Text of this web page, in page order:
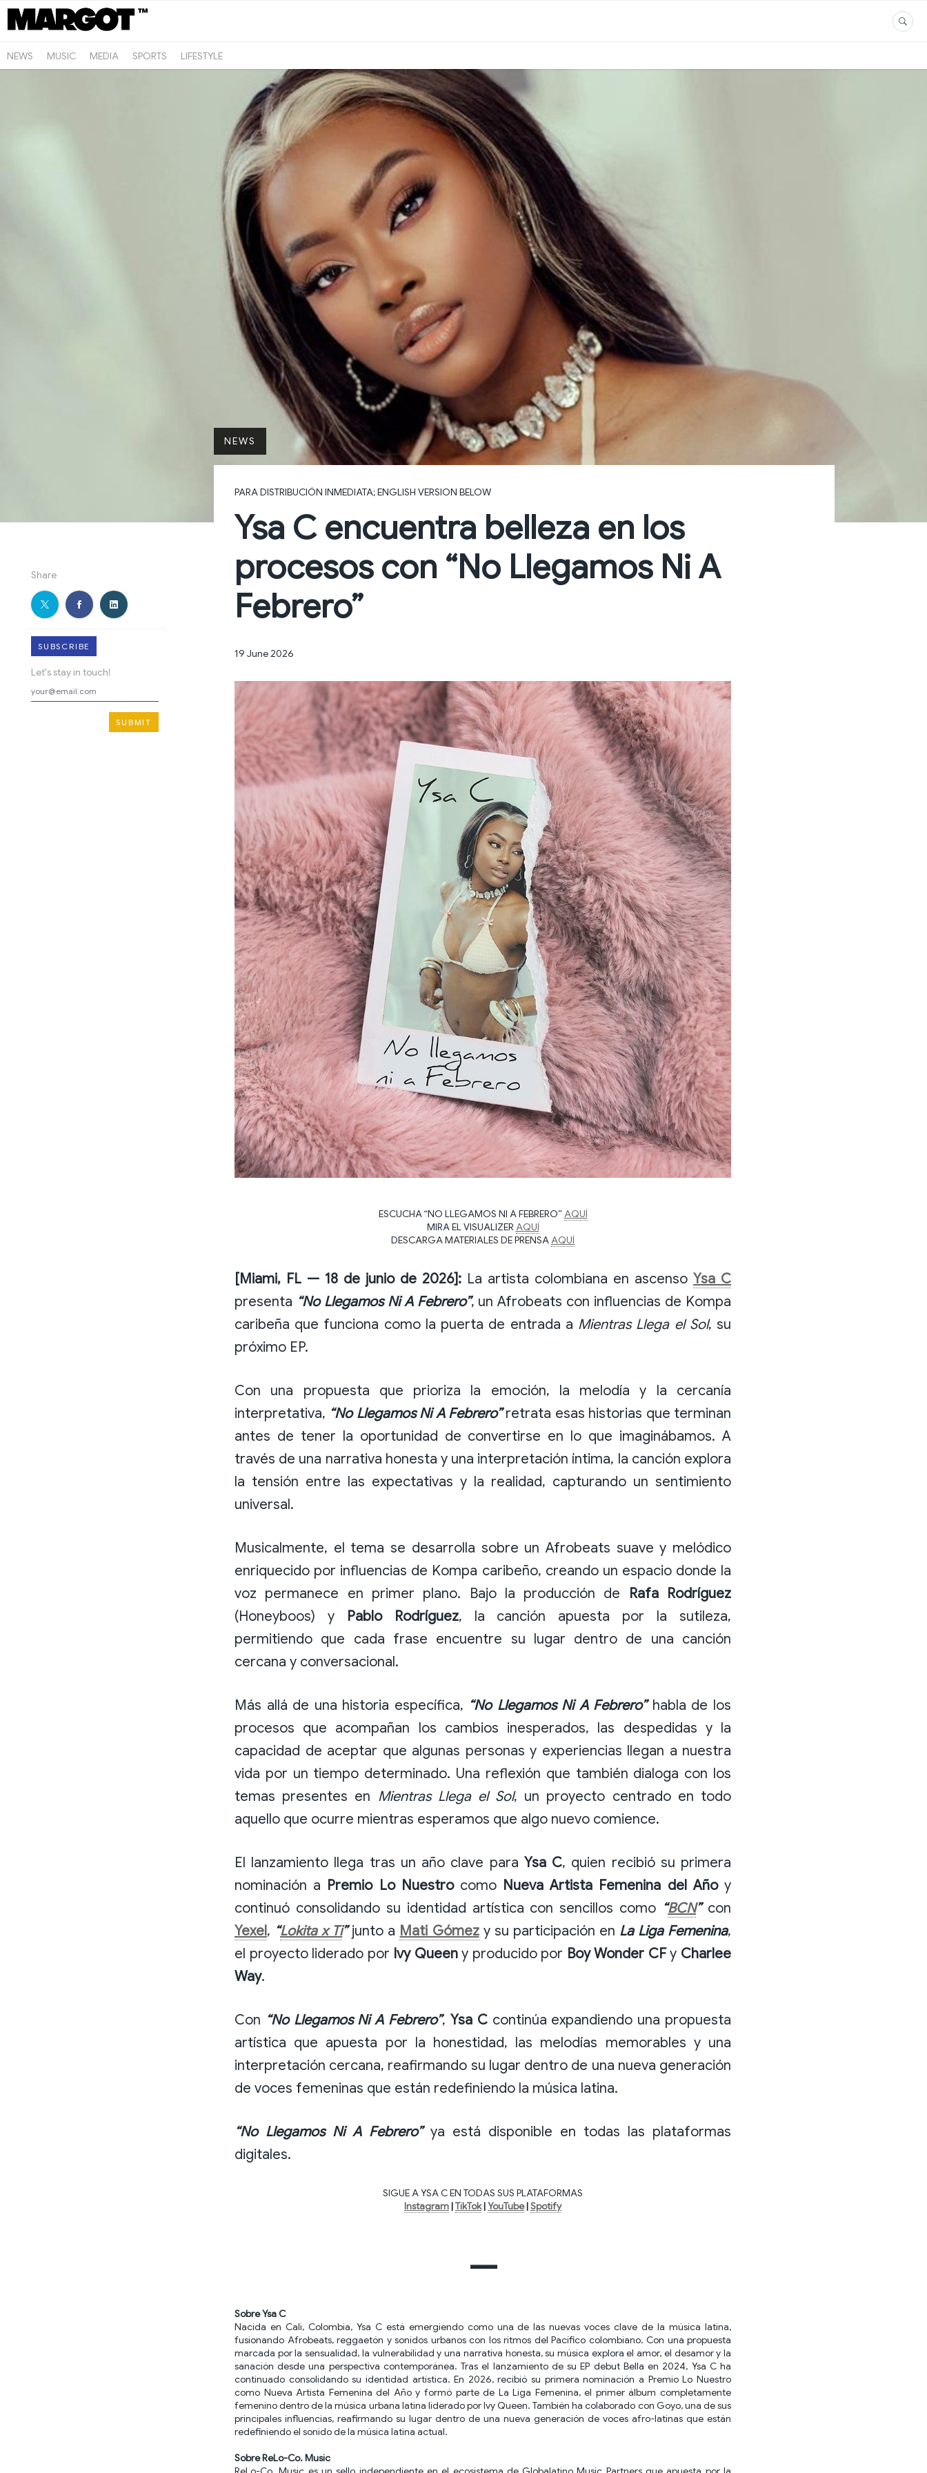
NEWS MUSIC MEDIA SPORTS LIFESTYLE
Share
SUBSCRIBE
Let's stay in touch!
NEWS
PARA DISTRIBUCIÓN INMEDIATA; ENGLISH VERSION BELOW
Ysa C encuentra belleza en los
procesos con “No Llegamos Ni A
Febrero”
19 June 2026
ESCUCHA “NO LLEGAMOS NI A FEBRERO” AQUÍ
MIRA EL VISUALIZER AQUÍ
DESCARGA MATERIALES DE PRENSA AQUÍ
[Miami, FL — 18 de junio de 2026]: La artista colombiana en ascenso Ysa C
presenta “No Llegamos Ni A Febrero”, un Afrobeats con influencias de Kompa
caribeña que funciona como la puerta de entrada a Mientras Llega el Sol, su
próximo EP.
Con una propuesta que prioriza la emoción, la melodía y la cercanía
interpretativa, “No Llegamos Ni A Febrero”retrata esas historias que terminan
antes de tener la oportunidad de convertirse en lo que imaginábamos. A
través de una narrativa honesta y una interpretación íntima, la canción explora
la tensión entre las expectativas y la realidad, capturando un sentimiento
universal.
Musicalmente, el tema se desarrolla sobre un Afrobeats suave y melódico
enriquecido por influencias de Kompa caribeño, creando un espacio donde la
voz permanece en primer plano. Bajo la producción de Rafa Rodríguez
(Honeyboos) y Pablo Rodríguez, la canción apuesta por la sutileza,
permitiendo que cada frase encuentre su lugar dentro de una canción
cercana y conversacional.
Más allá de una historia específica, “No Llegamos Ni A Febrero”habla de los
procesos que acompañan los cambios inesperados, las despedidas y la
capacidad de aceptar que algunas personas y experiencias llegan a nuestra
vida por un tiempo determinado. Una reflexión que también dialoga con los
temas presentes en Mientras Llega el Sol, un proyecto centrado en todo
aquello que ocurre mientras esperamos que algo nuevo comience.
El lanzamiento llega tras un año clave para Ysa C, quien recibió su primera
nominación a Premio Lo Nuestrocomo Nueva Artista Femenina del Añoy
continuó consolidando su identidad artística con sencillos como “BCN” con
Yexel, “Lokita x Ti”junto a Mati Gómezy su participación en La Liga Femenina,
el proyecto liderado por Ivy Queeny producido por Boy Wonder CFy Charlee
Way.
Con “No Llegamos Ni A Febrero”, Ysa Ccontinúa expandiendo una propuesta
artística que apuesta por la honestidad, las melodías memorables y una
interpretación cercana, reafirmando su lugar dentro de una nueva generación
de voces femeninas que están redefiniendo la música latina.
“No Llegamos Ni A Febrero”ya está disponible en todas las plataformas
digitales.
SIGUE A YSA C EN TODAS SUS PLATAFORMAS
Instagram|TikTok|YouTube|Spotify
—
Sobre Ysa C
Nacida en Cali, Colombia, Ysa C está emergiendo como una de las nuevas voces clave de la música latina,
fusionando Afrobeats, reggaetón y sonidos urbanos con los ritmos del Pacífico colombiano. Con una propuesta
marcada por la sensualidad, la vulnerabilidad y una narrativa honesta, su música explora el amor, el desamor y la
sanación desde una perspectiva contemporánea. Tras el lanzamiento de su EP debut Bella en 2024, Ysa C ha
continuado consolidando su identidad artística. En 2026, recibió su primera nominación a Premio Lo Nuestro
como Nueva Artista Femenina del Año y formó parte de La Liga Femenina, el primer álbum completamente
femenino dentro de la música urbana latina liderado por Ivy Queen. También ha colaborado con Goyo, una de sus
principales influencias, reafirmando su lugar dentro de una nueva generación de voces afro-latinas que están
redefiniendo el sonido de la música latina actual.
Sobre ReLo-Co. Music